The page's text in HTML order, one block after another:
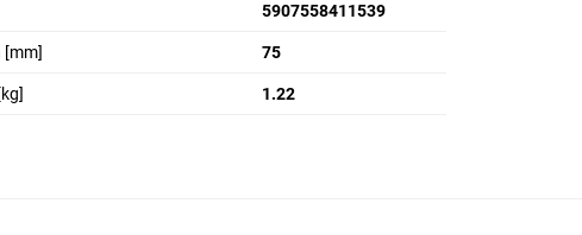
5907558411539
[mm] 75
1.22